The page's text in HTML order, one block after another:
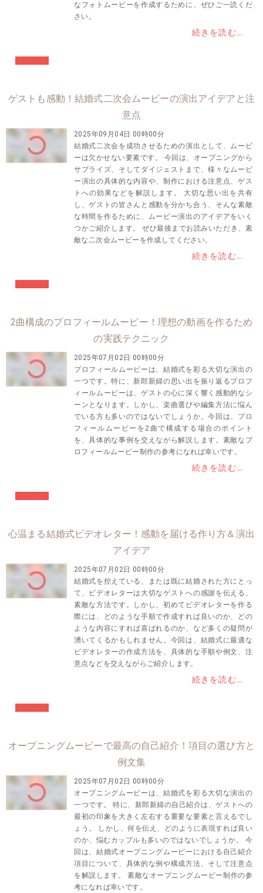
なフォトムービーを作成するために、ぜひご一読くだ
さい。
続きを読む…
ゲストも感動！結婚式二次会ムービーの演出アイデアと注
意点
2025年09月04日 00時00分
結婚式二次会を成功させるための演出として、ムービ
ーは欠かせない要素です。 今回は、オープニングから
サプライズ、そしてダイジェストまで、様々なムービ
ー演出の具体的な内容や、制作における注意点、ゲス
トへの効果などを解説します。 大切な思い出を共有
し、ゲストの皆さんと感動を分かち合う、そんな素敵
な時間を作るために、ムービー演出のアイデアをいく
つかご紹介します。 ぜひ最後までお読みいただき、素
敵な二次会ムービーを作成してください。
続きを読む…
2曲構成のプロフィールムービー！理想の動画を作るため
の実践テクニック
2025年07月02日 00時00分
プロフィールムービーは、結婚式を彩る大切な演出の
一つです。特に、新郎新婦の思い出を振り返るプロフ
ィールムービーは、ゲストの心に深く響く感動的なシ
ーンとなります。しかし、楽曲選びや編集方法に悩ん
でいる方も多いのではないでしょうか。今回は、プロ
フィールムービーを2曲で構成する場合のポイント
を、具体的な事例を交えながら解説します。素敵なプ
ロフィールムービー制作の参考になれば幸いです。
続きを読む…
心温まる結婚式ビデオレター！感動を届ける作り方＆演出
アイデア
2025年07月02日 00時00分
結婚式を控えている、または既に結婚された方にとっ
て、ビデオレターは大切なゲストへの感謝を伝える、
素敵な方法です。しかし、初めてビデオレターを作る
際には、どのような手順で作成すれば良いのか、どの
ような内容にすれば喜ばれるのか、など多くの疑問が
湧いてくるかもしれません。今回は、結婚式に最適な
ビデオレターの作成方法を、具体的な手順や例文、注
意点などを交えながらご紹介します。
続きを読む…
オープニングムービーで最高の自己紹介！項目の選び方と
例文集
2025年07月02日 00時00分
オープニングムービーは、結婚式を彩る大切な演出の
一つです。 特に、新郎新婦の自己紹介は、ゲストへの
最初の印象を大きく左右する重要な要素と言えるでし
ょう。 しかし、何を伝え、どのように表現すれば良い
のか、悩むカップルも多いのではないでしょうか。 今
回は、結婚式オープニングムービーにおける自己紹介
項目について、具体的な例や構成方法、そして注意点
を解説します。 素敵なオープニングムービー制作の参
考になれば幸いです。